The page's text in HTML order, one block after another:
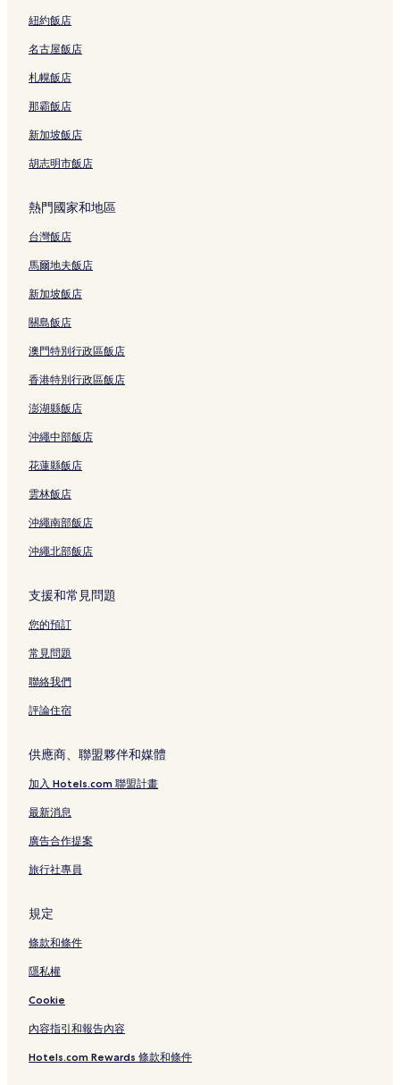
紐約飯店
名古屋飯店
札幌飯店
那霸飯店
新加坡飯店
胡志明市飯店
熱門國家和地區
台灣飯店
馬爾地夫飯店
新加坡飯店
關島飯店
澳門特別行政區飯店
香港特別行政區飯店
澎湖縣飯店
沖繩中部飯店
花蓮縣飯店
雲林飯店
沖繩南部飯店
沖繩北部飯店
支援和常見問題
您的預訂
常見問題
聯絡我們
評論住宿
供應商、聯盟夥伴和媒體
加入 Hotels.com 聯盟計畫
最新消息
廣告合作提案
旅行社專員
規定
條款和條件
隱私權
Cookie
內容指引和報告內容
Hotels.com Rewards 條款和條件